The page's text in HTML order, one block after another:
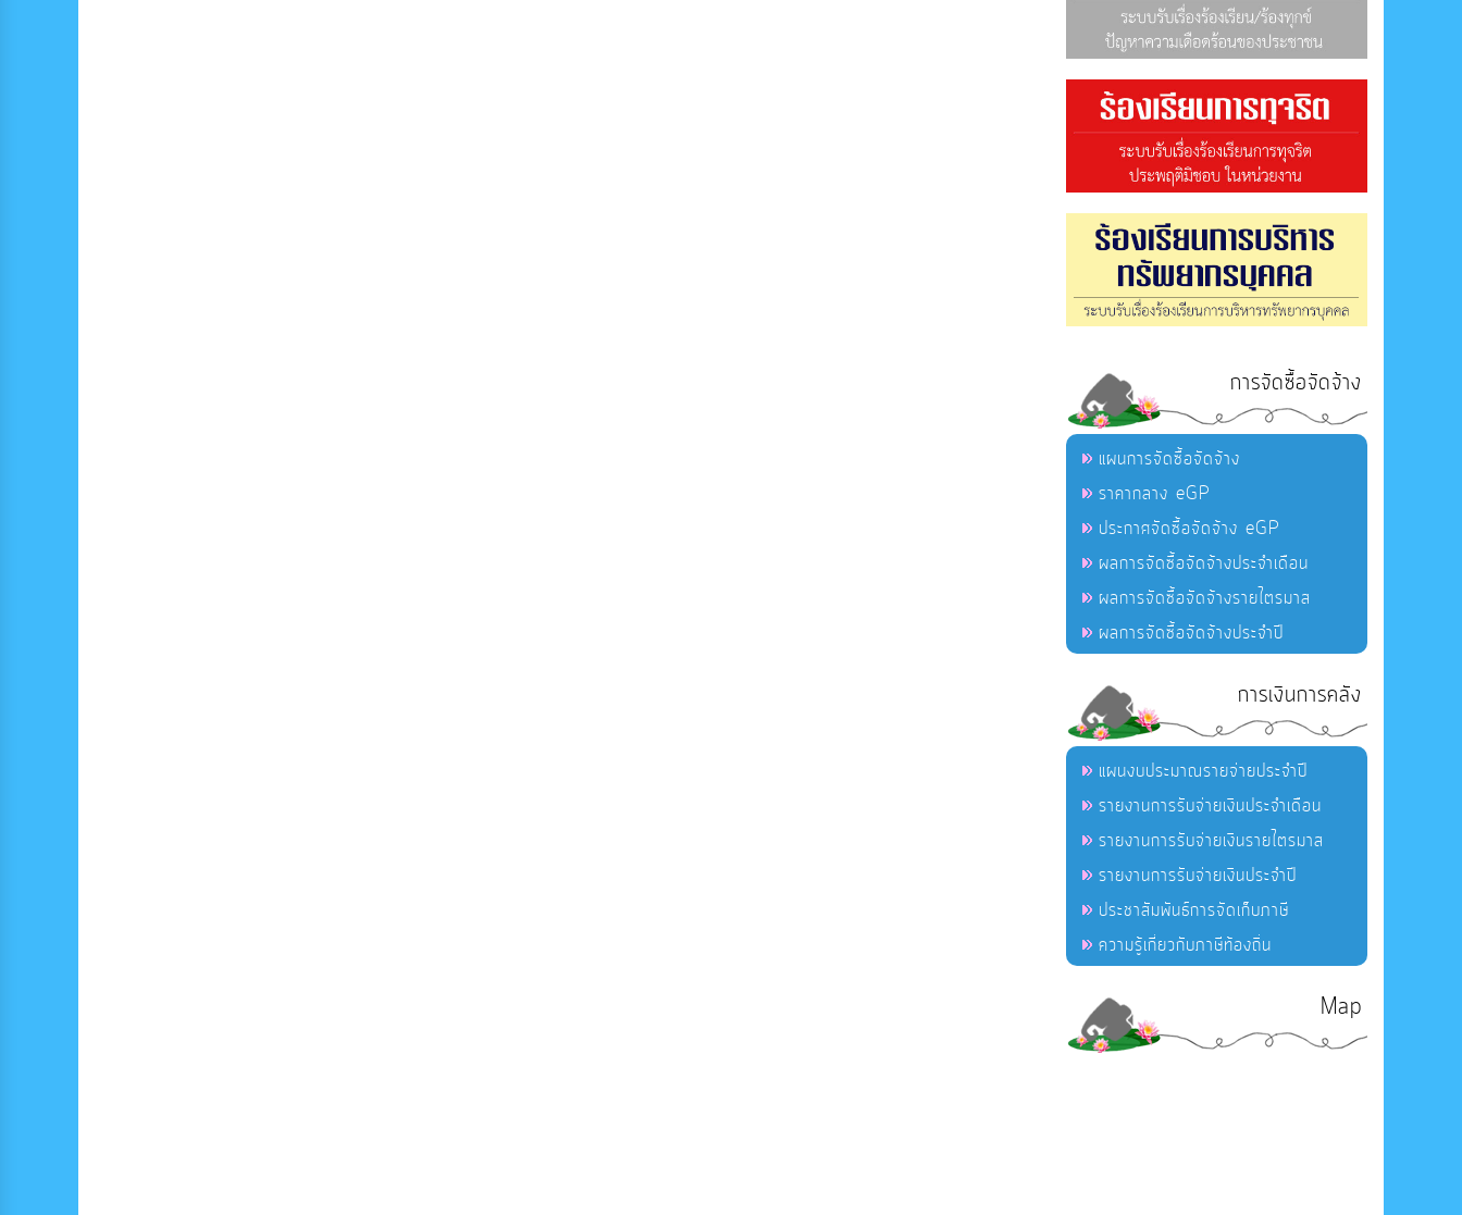
การจัดซื้อจัดจ้าง
แผนการจัดซื้อจัดจ้าง
ราคากลาง eGP
ประกาศจัดซื้อจัดจ้าง eGP
ผลการจัดซื้อจัดจ้างประจำเดือน
ผลการจัดซื้อจัดจ้างรายไตรมาส
ผลการจัดซื้อจัดจ้างประจำปี
การเงินการคลัง
แผนงบประมาณรายจ่ายประจำปี
รายงานการรับจ่ายเงินประจำเดือน
รายงานการรับจ่ายเงินรายไตรมาส
รายงานการรับจ่ายเงินประจำปี
ประชาสัมพันธ์การจัดเก็บภาษี
ความรู้เกี่ยวกับภาษีท้องถิ่น
Map